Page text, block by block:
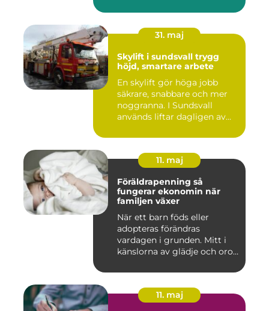
31. maj
Skylift i sundsvall trygg
höjd, smartare arbete
En skylift gör höga jobb
säkrare, snabbare och mer
noggranna. I Sundsvall
används liftar dagligen av...
11. maj
Föräldrapenning så
fungerar ekonomin när
familjen växer
När ett barn föds eller
adopteras förändras
vardagen i grunden. Mitt i
känslorna av glädje och oro
11. maj